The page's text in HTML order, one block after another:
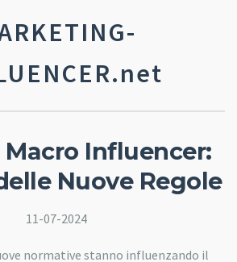
Macro Influencer:
Nuove Regole
11-07-2024
normative stanno influenzando il